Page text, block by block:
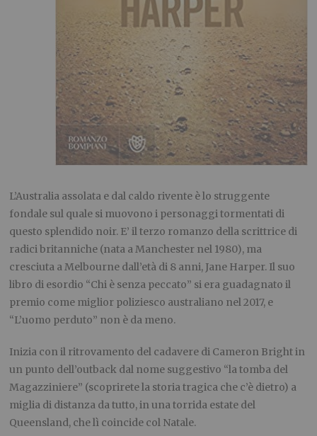
L’Australia assolata e dal caldo rivente è lo struggente
fondale sul quale si muovono i personaggi tormentati di
questo splendido noir. E’ il terzo romanzo della scrittrice di
radici britanniche (nata a Manchester nel 1980), ma
cresciuta a Melbourne dall’età di 8 anni, Jane Harper. Il suo
libro di esordio “Chi è senza peccato” si era guadagnato il
premio come miglior poliziesco australiano nel 2017, e
“L’uomo perduto” non è da meno.
Inizia con il ritrovamento del cadavere di Cameron Bright in
un punto dell’outback dal nome suggestivo “la tomba del
Magazziniere” (scoprirete la storia tragica che c’è dietro) a
miglia di distanza da tutto, in una torrida estate del
Queensland, che lì coincide col Natale.